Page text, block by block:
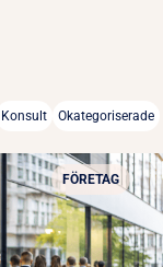
Konsult Okategoriserade
FÖRETAG